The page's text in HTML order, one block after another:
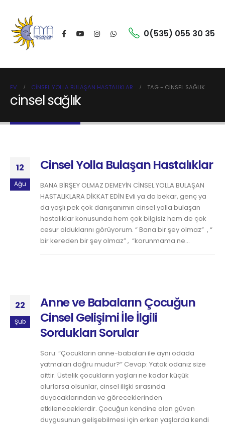
0(535) 055 30 35
EV CINSEL YOLLA BULAŞAN HASTALIKLAR TAG - CINSEL SAĞLIK
cinsel sağlık
12
Ağu
Cinsel Yolla Bulaşan Hastalıklar
BANA BİRŞEY OLMAZ DEMEYİN CİNSEL YOLLA BULAŞAN
HASTALIKLARA DİKKAT EDİN Evli ya da bekar, genç ya
da yaşlı pek çok danışanımın cinsel yolla bulaşan
hastalıklar konusunda hem çok bilgisiz hem de çok
cesur olduklarını görüyorum. “ Bana bir şey olmaz” , “
bir kereden bir şey olmaz” , “korunmama ne...
22
Şub
Anne ve Babaların Çocuğun
Cinsel Gelişimi İle İlgili
Sordukları Sorular
Soru: “Çocukların anne-babaları ile aynı odada
yatmaları doğru mudur?” Cevap: Yatak odanız size
aittir. Üstelik çocukların yaşları ne kadar küçük
olurlarsa olsunlar, cinsel ilişki sırasında
duyacaklarından ve göreceklerinden
etkileneceklerdir. Çocuğun kendine olan güven
duygusunun gelişebilmesi için erken yaşlarda kendi